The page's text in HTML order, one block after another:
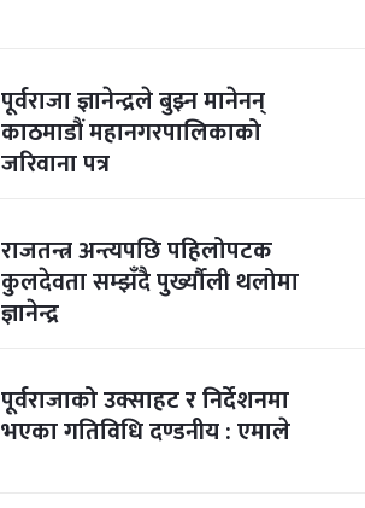
पूर्वराजा ज्ञानेन्द्रले बुझ्न मानेनन्
काठमाडौं महानगरपालिकाको
जरिवाना पत्र
राजतन्त्र अन्त्यपछि पहिलोपटक
कुलदेवता सम्झँदै पुर्ख्यौली थलोमा
ज्ञानेन्द्र
पूर्वराजाको उक्साहट र निर्देशनमा
भएका गतिविधि दण्डनीय : एमाले